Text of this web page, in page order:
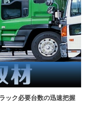
ック必要台数の迅速把握